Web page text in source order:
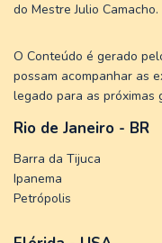
do Mestre Julio Camacho.
O Conteúdo é gerado
possam acompanhar as
legado para as próximas
Rio de Janeiro - BR
Barra da Tijuca
Ipanema
Petrópolis